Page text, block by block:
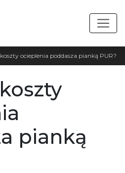
ocieplenia poddasza pianką PUR?
pianką